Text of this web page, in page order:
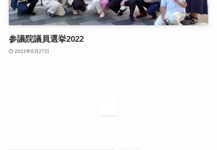
参議院議員選挙2022
2022年6月27日